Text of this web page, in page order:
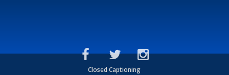
Closed Captioning